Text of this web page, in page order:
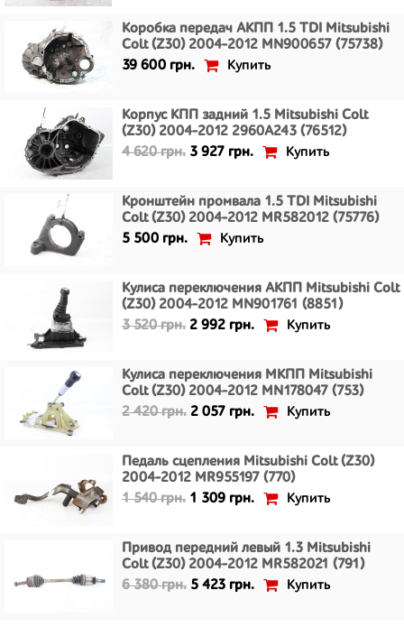
Коробка передач АКПП 1.5 TDI Mitsubishi
Colt (Z30) 2004-2012 MN900657 (75738)
39 600 грн.
Купить
Корпус КПП задний 1.5 Mitsubishi Colt
(Z30) 2004-2012 2960A243 (76512)
4 620 грн. 3 927 грн. Купить
Кронштейн промвала 1.5 TDI Mitsubishi
Colt (Z30) 2004-2012 MR582012 (75776)
5 500 грн.
Купить
Кулиса переключения АКПП Mitsubishi Colt
(Z30) 2004-2012 MN901761 (8851)
3 520 грн. 2 992 грн. Купить
Кулиса переключения МКПП Mitsubishi
Colt (Z30) 2004-2012 MN178047 (753)
2 420 грн. 2 057 грн. Купить
Педаль сцепления Mitsubishi Colt (Z30)
2004-2012 MR955197 (770)
1 540 грн. 1 309 грн. Купить
Привод передний левый 1.3 Mitsubishi
Colt (Z30) 2004-2012 MR582021 (791)
6 380 грн. 5 423 грн. Купить